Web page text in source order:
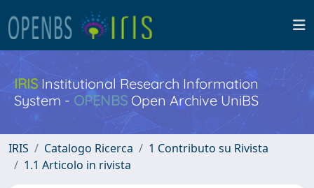
IRISInstitutional Research Information
System - OPENBS Open Archive UniBS
IRIS Catalogo Ricerca
1 Contributo su Rivista
1.1 Articolo in rivista